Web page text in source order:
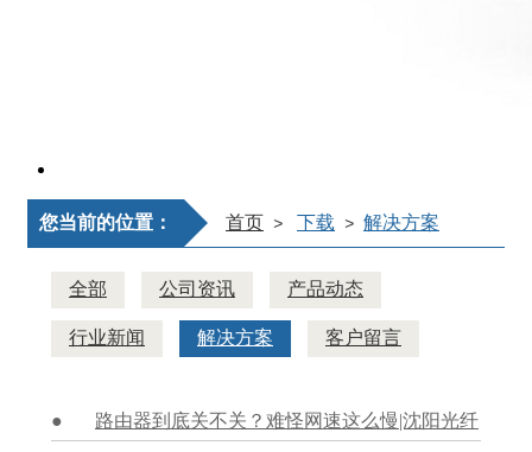
您当前的位置： 首页 > 下载 > 解决方案
全部 公司资讯 产品动态
行业新闻 解决方案 客户留言
路由器到底关不关？难怪网速这么慢|沈阳光纤